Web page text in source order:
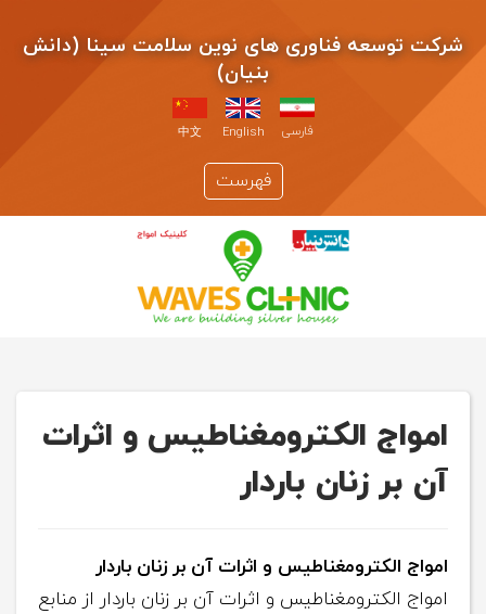
شرکت توسعه فناوری های نوین سلامت سینا (دانش
بنیان)
فارسی English
中文
فهرست
امواج الکترومغناطیس و اثرات
آن بر زنان باردار
امواج الکترومغناطیس و اثرات آن بر زنان باردار
امواج الکترومغناطیس و اثرات آن بر زنان باردار از منابع